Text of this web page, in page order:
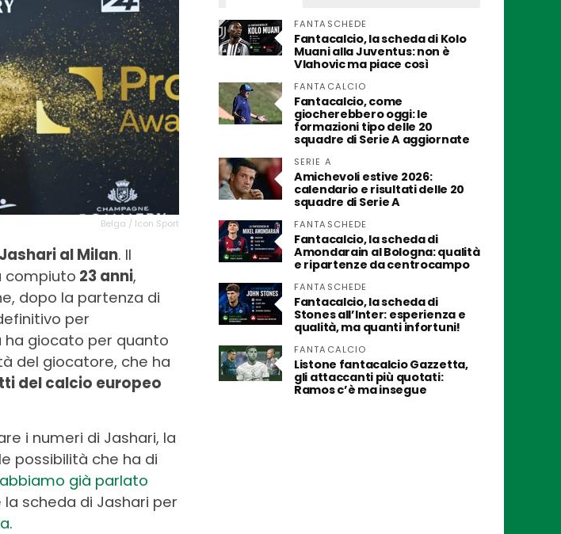
Belga / Icon Sport
al Milan. Il
compiuto 23 anni,
dopo la partenza di
per
ha giocato per quanto
del giocatore, che ha
del calcio europeo
i numeri di Jashari, la
possibilità che ha di
già parlato
scheda di Jashari per
.
FANTASCHEDE
Fantacalcio, la scheda di Kolo
Muani alla Juventus: non è
Vlahovic ma piace così
FANTACALCIO
Fantacalcio, come
giocherebbero oggi: le
formazioni tipo delle 20
squadre di Serie A aggiornate
SERIE A
Amichevoli estive 2026:
calendario e risultati delle 20
squadre di Serie A
FANTASCHEDE
Fantacalcio, la scheda di
Amondarain al Bologna: qualità
e ripartenze da centrocampo
FANTASCHEDE
Fantacalcio, la scheda di
Stones all’Inter: esperienza e
qualità, ma quanti infortuni!
FANTACALCIO
Listone fantacalcio Gazzetta,
gli attaccanti più quotati:
Ramos c’è ma insegue